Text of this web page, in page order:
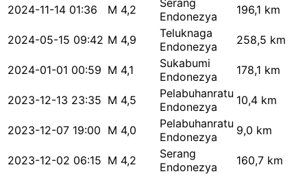
2024-11-14 01:36 M 4,2
Serang
Endonezya
196,1 km
2024-05-15 09:42 M 4,9
Teluknaga
Endonezya
258,5 km
2024-01-01 00:59 M 4,1
Sukabumi
Endonezya
178,1 km
2023-12-13 23:35 M 4,5
Pelabuhanratu
Endonezya
10,4 km
2023-12-07 19:00 M 4,0
Pelabuhanratu
Endonezya
9,0 km
2023-12-02 06:15 M 4,2
Serang
Endonezya
160,7 km